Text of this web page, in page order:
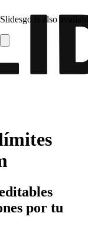
Slidesgo is also
por tu